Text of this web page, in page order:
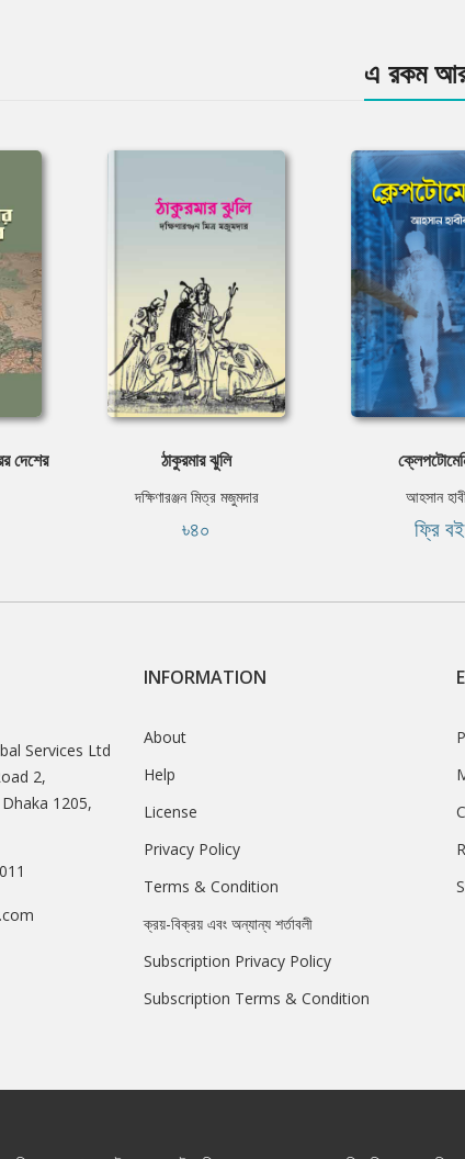
এ রকম
দেশের ঠাকুরমার ঝুলি
দক্ষিণারঞ্জন মিত্র মজুমদার
৳৪০
আহসান
ফ্রি বই
Services Ltd
2,
1205,
INFORMATION
About
Help
License
Privacy Policy
Terms & Condition
ক্রয়-বিক্রয় এবং অন্যান্য শর্তাবলী
Subscription Privacy Policy
Subscription Terms & Condition